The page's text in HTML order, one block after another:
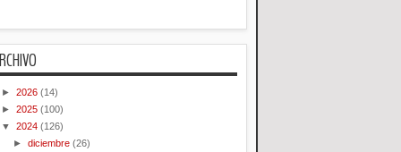
► 2026 (14)
► 2025 (100)
▼ 2024 (126)
►diciembre (26)